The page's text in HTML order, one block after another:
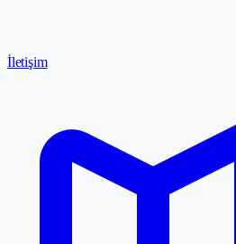
İletişim